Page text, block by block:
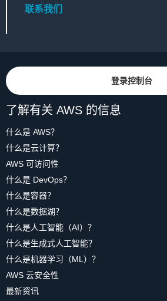
联系我们
登录控制台
了解有关 AWS 的信息
什么是 AWS？
什么是云计算？
AWS 可访问性
什么是 DevOps？
什么是容器？
什么是数据湖？
什么是人工智能（AI）？
什么是生成式人工智能？
什么是机器学习（ML）？
AWS 云安全性
最新资讯